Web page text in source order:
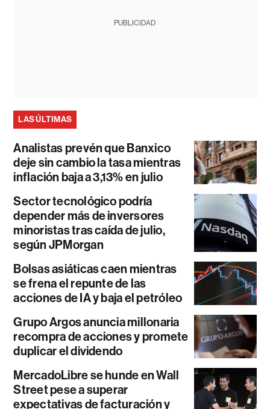
PUBLICIDAD
LAS ÚLTIMAS
Analistas prevén que Banxico
deje sin cambio la tasa mientras
inflación baja a 3,13% en julio
Sector tecnológico podría
depender más de inversores
minoristas tras caída de julio,
según JPMorgan
Bolsas asiáticas caen mientras
se frena el repunte de las
acciones de IA y baja el petróleo
Grupo Argos anuncia millonaria
recompra de acciones y promete
duplicar el dividendo
MercadoLibre se hunde en Wall
Street pese a superar
expectativas de facturación y